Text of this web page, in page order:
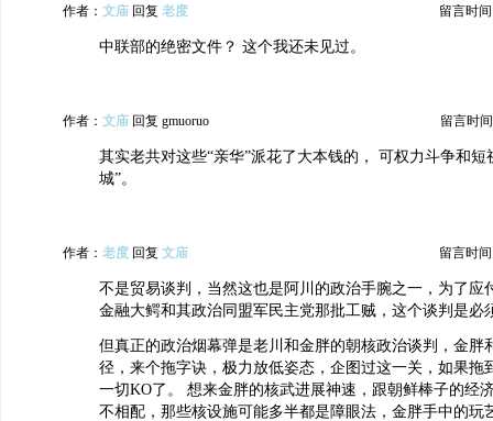
作者： 文庙 回复 老度 留言时间
中联部的绝密文件？ 这个我还未见过。
作者： 文庙 回复 gmuoruo 留言时
其实老共对这些“亲华”派花了大本钱的， 可权力斗争和短
城”。
作者： 老度 回复 文庙 留言时间
不是贸易谈判，当然这也是阿川的政治手腕之一，为了应
金融大鳄和其政治同盟军民主党那批工贼，这个谈判是必
但真正的政治烟幕弹是老川和金胖的朝核政治谈判，金胖
径，来个拖字诀，极力放低姿态，企图过这一关，如果拖
一切KO了。 想来金胖的核武进展神速，跟朝鲜棒子的经
不相配，那些核设施可能多半都是障眼法，金胖手中的玩